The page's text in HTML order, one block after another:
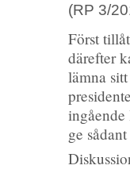
(RP 3/
Först
därefter
lämna
ge